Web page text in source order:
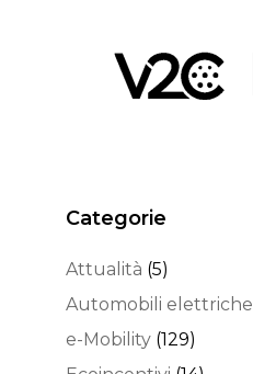
Categorie
Attualità (5)
Automobili elettriche
e-Mobility (129)